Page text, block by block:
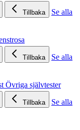
Tillbaka
Se alla
Tillbaka
Se alla
Övriga självtester
Tillbaka
Se alla